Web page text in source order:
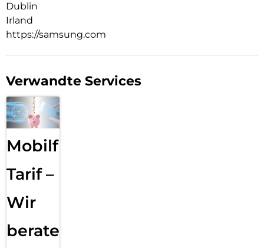
Dublin
Irland
https://samsung.com
Verwandte Services
Mobilfunk
Tarif –
Wir
beraten